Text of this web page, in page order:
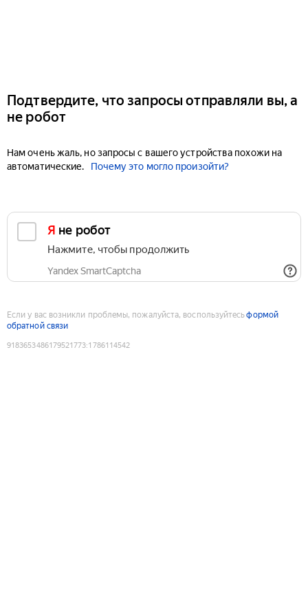
Подтвердите, что запросы отправляли вы, а
не робот
Нам очень жаль, но запросы с вашего устройства похожи на
автоматические.
Почему это могло произойти?
Я не робот
Нажмите, чтобы продолжить
Yandex SmartCaptcha
Если у вас возникли проблемы, пожалуйста, воспользуйтесьформой
обратной связи
9183653486179521773:1786114542